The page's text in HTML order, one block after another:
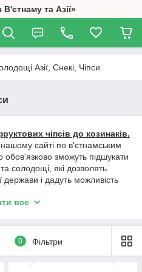
та Азії»
Азії, Снекі, Чіпси
чіпсів до козинаків.
сайті по в'єтнамським
обов'язково зможуть підшукати
солодощі, які дозволять
держави і дадуть можливість
і мають екзотичним
корисна їжа прийде на
все
0 Фільтри